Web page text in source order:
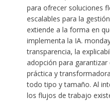
para ofrecer soluciones
escalables para la
extiende a la forma en
implementa la IA.
transparencia, la
adopción para garantizar
práctica y
todo tipo y tamaño. Al
los flujos de trabajo